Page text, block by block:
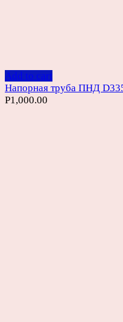
Add to cart
Напорная труба ПНД
Р1,000.00